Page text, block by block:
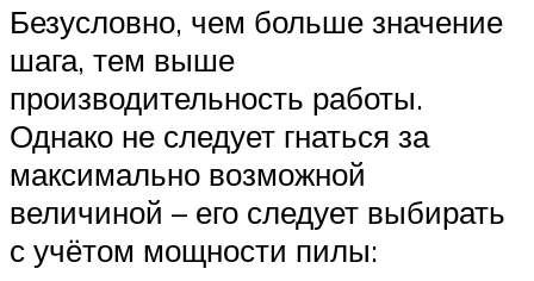
Безусловно, чем больше значение
шага, тем выше
производительность работы.
Однако не следует гнаться за
максимально возможной
величиной – его следует выбирать
с учётом мощности пилы: